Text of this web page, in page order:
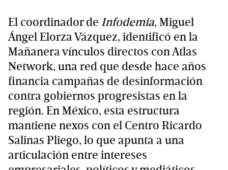
El coordinador de Infodemia, Miguel
Ángel Elorza Vázquez, identificó en la
Mañanera vínculos directos con Atlas
Network, una red que desde hace años
financia campañas de desinformación
contra gobiernos progresistas en la
región. En México, esta estructura
mantiene nexos con el Centro Ricardo
Salinas Pliego, lo que apunta a una
articulación entre intereses